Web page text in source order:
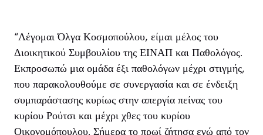
“Λέγομαι Όλγα Κοσμοπούλου, είμαι μέλος του
Διοικητικού Συμβουλίου της ΕΙΝΑΠ και Παθολόγος.
Εκπροσωπώ μια ομάδα έξι παθολόγων μέχρι στιγμής,
που παρακολουθούμε σε συνεργασία και σε ένδειξη
συμπαράστασης κυρίως στην απεργία πείνας του
κυρίου Ρούτσι και μέχρι χθες του κυρίου
Οικονομόπουλου. ​Σήμερα το πρωί ζήτησα εγώ από τον